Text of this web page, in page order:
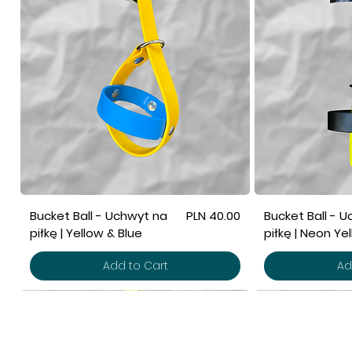
Bucket Ball - Uchwyt na
piłkę | Yellow & Blue
Price
PLN 40.00
Add to Cart
Bucket Ball -
piłkę | Neon